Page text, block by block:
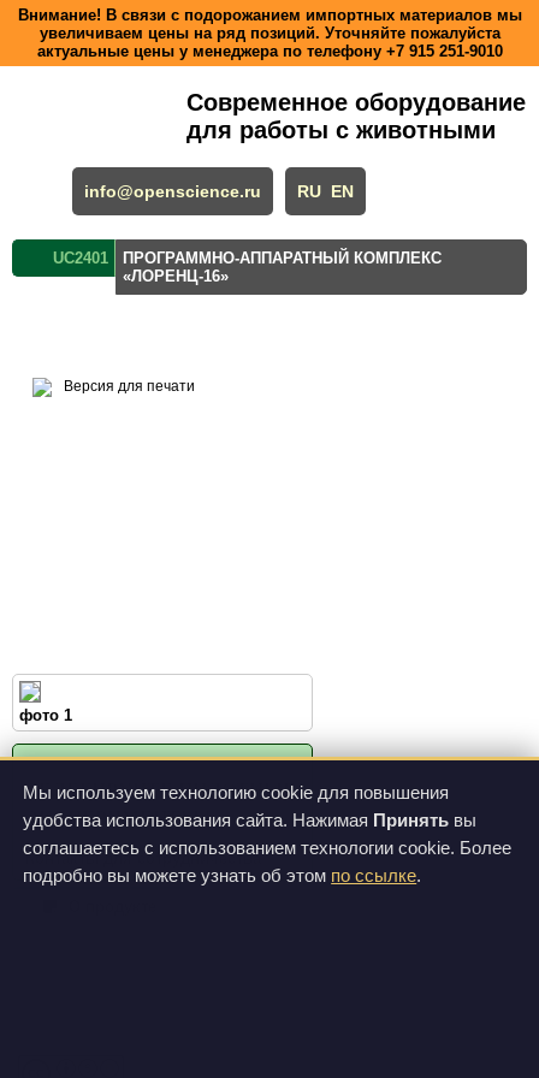
Мы используем технологию cookie для повышения
удобства использования сайта. Нажимая Принять вы
соглашаетесь с использованием технологии cookie. Более
подробно вы можете узнать об этом по ссылке.
Внимание! В связи с подорожанием импортных материалов мы
увеличиваем цены на ряд позиций. Уточняйте пожалуйста
актуальные цены у менеджера по телефону +7 915 251-9010
Современное оборудование
для работы с животными
info@openscience.ru RU EN
UC2401
ПРОГРАММНО-АППАРАТНЫЙ КОМПЛЕКС
«ЛОРЕНЦ-16»
Версия для печати
фото 1
ДЕЛЕГИРУЙТЕ ПИЛОТНЫЕ
ЭКСПЕРИМЕНТЫ !
Контакты для сотрудничества